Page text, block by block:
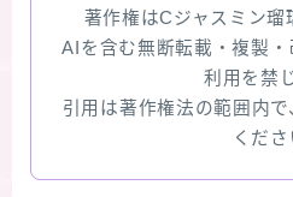
著作権はCジャスミン瑠
AIを含む無断転載・複製
利用を禁
引用は著作権法の範囲内
くださ